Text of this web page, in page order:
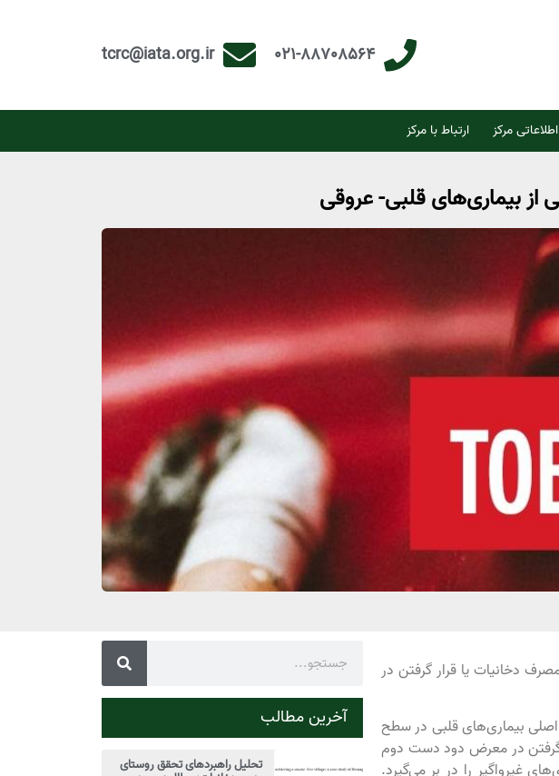
021-88708564
tcrc@iata.org.ir
مرکز ارتباط با مرکز
بیماری‌های قلبی- عروقی
نفر را جهان می‌گیرد و روزانه نزدیک به 22000 نفر بر اثر مصرف دخانیات یا قرار گرفتن در
بیماری‌های قلبی در سطح
و قرار گرفتن در معرض دود دست دوم
غیرواگیر را در بر می‌گیرد.
آخرین مطالب
تحلیل راهبردهای تحقق روستای